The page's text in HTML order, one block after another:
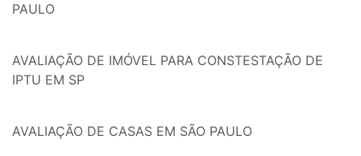
PAULO
AVALIAÇÃO DE IMÓVEL PARA CONSTESTAÇÃO DE
IPTU EM SP
AVALIAÇÃO DE CASAS EM SÃO PAULO